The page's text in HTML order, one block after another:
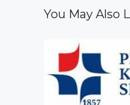
You May Also